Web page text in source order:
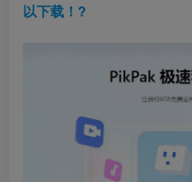
以下载！?